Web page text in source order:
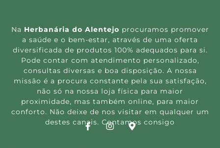
Na Herbanária do Alentejo procuramos promover
a saúde e o bem-estar, através de uma oferta
diversificada de produtos 100% adequados para si.
Pode contar com atendimento personalizado,
consultas diversas e boa disposição. A nossa
missão é a procura constante pela sua satisfação,
não só na nossa loja física para maior
proximidade, mas também online, para maior
conforto. Não deixe de nos visitar em qualquer um
destes canais. Contamos consigo